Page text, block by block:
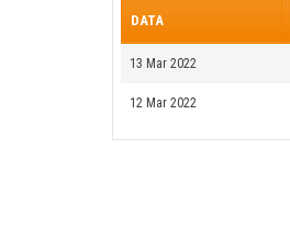
DATA
13 Mar 2022
12 Mar 2022